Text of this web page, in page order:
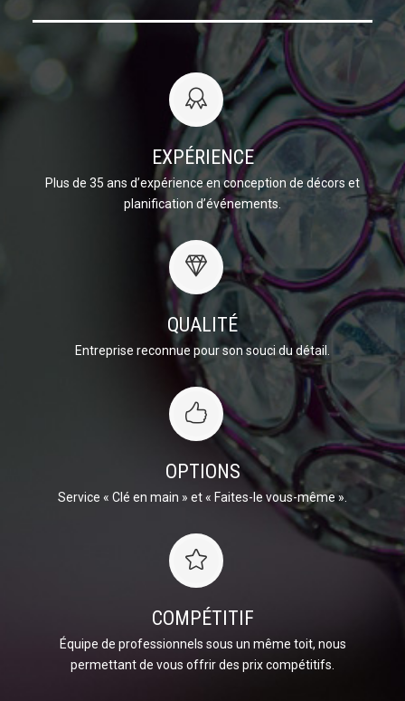
EXPÉRIENCE
Plus de 35 ans d’expérience en conception de décors et
planification d’événements.
QUALITÉ
Entreprise reconnue pour son souci du détail.
OPTIONS
Service « Clé en main » et « Faites-le vous-même ».
COMPÉTITIF
Équipe de professionnels sous un même toit, nous
permettant de vous offrir des prix compétitifs.